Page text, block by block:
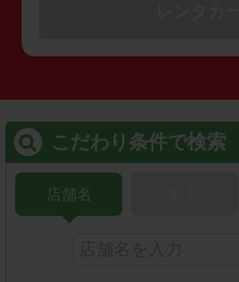
こだわり条件で検索
店舗名